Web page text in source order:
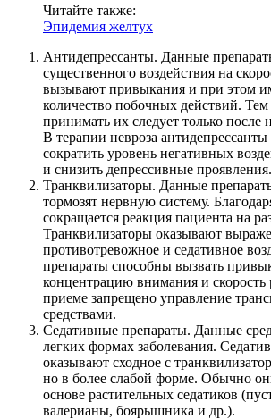
Читайте также:
Эпидемия желтух
Aнтидeпpeccaнты. Данные
существенного воздействия на
вызывают привыкания и при этом
количество побочных действий.
принимать их следует только после
В терапии невроза
сократить уровень негативных
и снизить депрессивные проявления.
Транквилизаторы. Данные
тормозят нервную систему.
сокращается реакция пациента на
Транквилизаторы оказывают
противотревожное и седативное
препараты способны вызвать
концентрацию внимания и
приеме запрещено управление
средствами.
Седативные препараты. Данные
легких формах заболевания.
оказывают сходное с
но в более слабой форме. Обычно
основе растительных седатиков
валерианы, боярышника и др.).